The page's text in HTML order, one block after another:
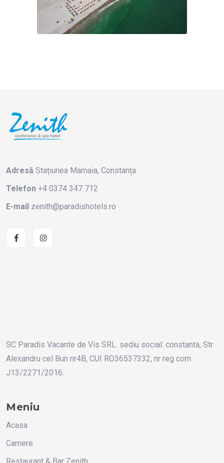
Adresă Stațiunea Mamaia, Constanța
Telefon +4 0374 347 712
E-mail zenith@paradishotels.ro
SC Paradis Vacante de Vis SRL. sediu social: constanta, Str.
Alexandru cel Bun nr4B, CUI RO36537332, nr reg com
J13/2271/2016.
Meniu
Acasa
Camere